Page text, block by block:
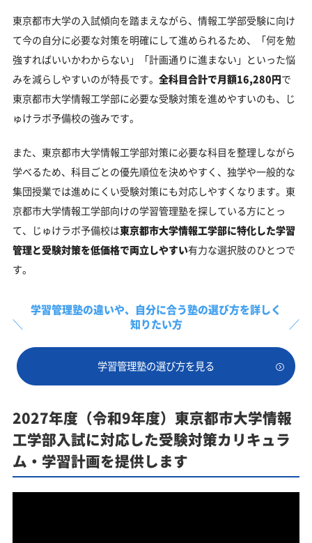
東京都市大学の入試傾向を踏まえながら、情報工学部受験に向け
て今の自分に必要な対策を明確にして進められるため、「何を勉
強すればいいかわからない」「計画通りに進まない」といった悩
みを減らしやすいのが特長です。 全科目合計で月額16,280円で
東京都市大学情報工学部に必要な受験対策を進めやすいのも、じ
ゅけラボ予備校の強みです。
また、東京都市大学情報工学部対策に必要な科目を整理しながら
学べるため、科目ごとの優先順位を決めやすく、独学や一般的な
集団授業では進めにくい受験対策にも対応しやすくなります。東
京都市大学情報工学部向けの学習管理塾を探している方にとっ
て、じゅけラボ予備校は東京都市大学情報工学部に特化した学習
管理と受験対策を低価格で両立しやすい有力な選択肢のひとつで
す。
学習管理塾の違いや、 自分に合う塾の選び方を詳しく
知りたい方
学習管理塾の選び方を見る
2027年度（令和9年度）東京都市大学情報
工学部入試に対応した受験対策カリキュラ
ム・学習計画を提供します